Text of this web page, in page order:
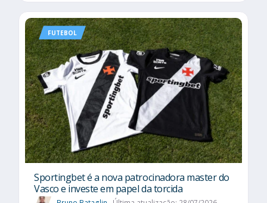
FUTEBOL
Sportingbet é a nova patrocinadora master do
Vasco e investe em papel da torcida